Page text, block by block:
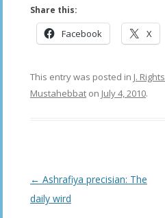
Share this:
Facebook X
This entry was posted in J. Rights
Mustahebbat on July 4, 2010.
Post
navigation
← Ashrafiya precisian: The
daily wird